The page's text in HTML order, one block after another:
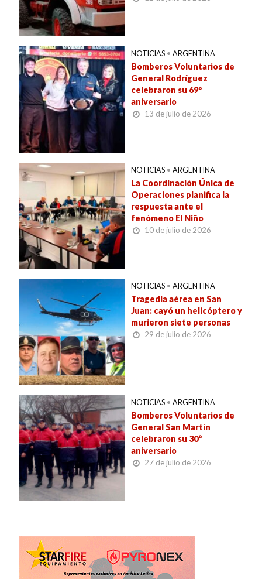
NOTICIAS • ARGENTINA
Bomberos Voluntarios de
General Rodríguez
celebraron su 69º
aniversario
13 de julio de 2026
NOTICIAS • ARGENTINA
La Coordinación Única de
Operaciones planifica la
respuesta ante el
fenómeno El Niño
10 de julio de 2026
NOTICIAS • ARGENTINA
Tragedia aérea en San
Juan: cayó un helicóptero y
murieron siete personas
29 de julio de 2026
NOTICIAS • ARGENTINA
Bomberos Voluntarios de
General San Martín
celebraron su 30°
aniversario
27 de julio de 2026